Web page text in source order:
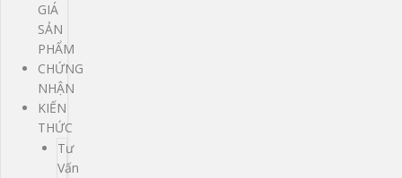
GIÁ
SẢN
PHẨM
CHỨNG
NHẬN
KIẾN
THỨC
Tư
Vấn